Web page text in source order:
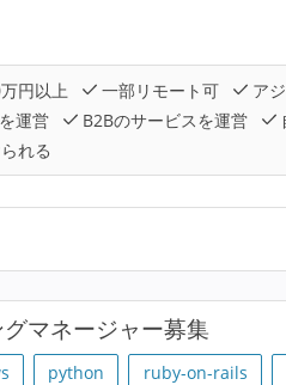
円以上 一部リモート可
ア
運営 B2Bのサービスを運営
れる
マネージャー募集
python ruby-on-rails